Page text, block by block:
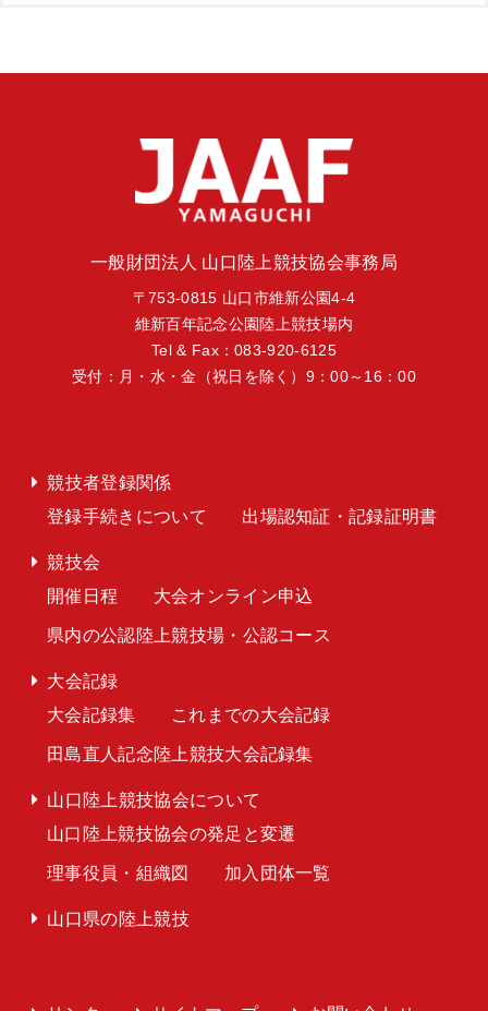
一般財団法人 山口陸上競技協会事務局
〒753-0815 山口市維新公園4-4
維新百年記念公園陸上競技場内
Tel & Fax：083-920-6125
受付：月・水・金（祝日を除く）9：00～16：00
競技者登録関係
登録手続きについて
出場認知証・記録証明書
競技会
開催日程
大会オンライン申込
県内の公認陸上競技場・公認コース
大会記録
大会記録集
これまでの大会記録
田島直人記念陸上競技大会記録集
山口陸上競技協会について
山口陸上競技協会の発足と変遷
理事役員・組織図 加入団体一覧
山口県の陸上競技